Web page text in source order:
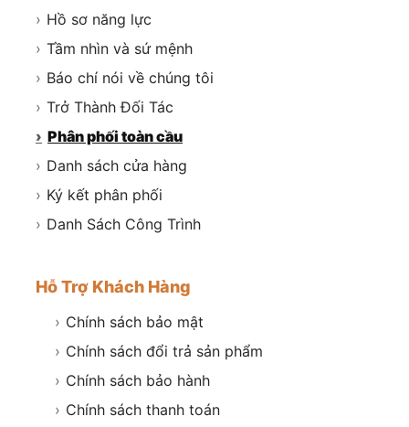
› Hồ sơ năng lực
› Tầm nhìn và sứ mệnh
› Báo chí nói về chúng tôi
› Trở Thành Đối Tác
› Phân phối toàn cầu
› Danh sách cửa hàng
› Ký kết phân phối
› Danh Sách Công Trình
Hỗ Trợ Khách Hàng
› Chính sách bảo mật
› Chính sách đổi trả sản phẩm
› Chính sách bảo hành
› Chính sách thanh toán